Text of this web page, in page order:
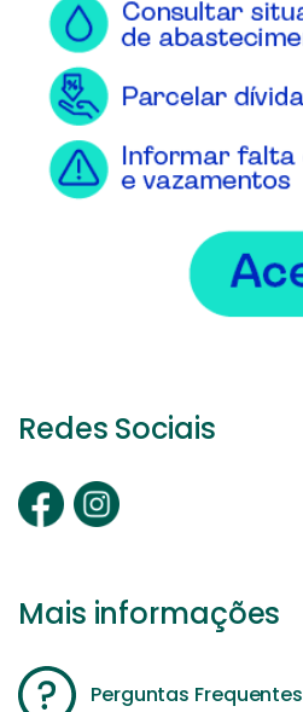
Redes Sociais
Mais informações
Perguntas Frequentes